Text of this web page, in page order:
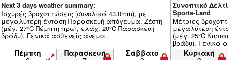
Next 3 days weather summary:
Ισχυρές βροχοπτώσεις (συνολικά 43.0mm), με
μεγαλύτερη ένταση Παρασκευή απόγευμα. Ζέστη
(μέγ. 27°C Πέμπτη πρωΐ, ελάχ. 20°C Παρασκευή
βράδυ). Γενικά ασθενείς άνεμοι.
Συνοπτικό
Sports-Land
Μέτριες
μεγαλύτερη
(μέγ. 25°C
βράδυ). Γενικά
Πέμπτη Παρασκευή Σάββατο Κυριακή